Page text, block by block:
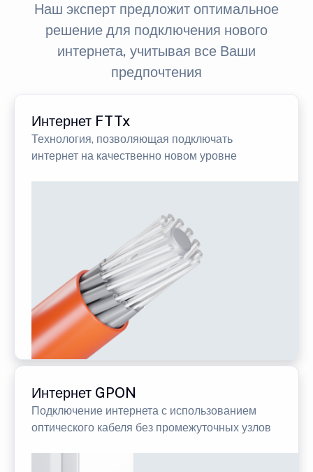
Наш эксперт предложит оптимальное
решение для подключения нового
интернета, учитывая все Ваши
предпочтения
Интернет FTTx
Технология, позволяющая подключать
интернет на качественно новом уровне
Интернет GPON
Подключение интернета с использованием
оптического кабеля без промежуточных узлов